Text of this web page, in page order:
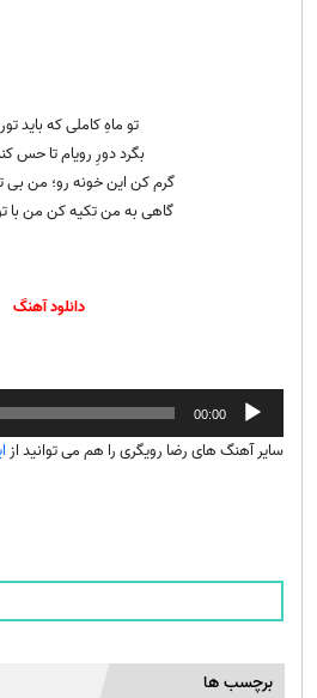
تو ماهِ کاملی که باید
بگرد دورِ رویام تا حس
گرم کن این خونه رو؛ من
گاهی به من تکیه کن من با
دانلود آهنگ
پخش‌کننده
صوت
00:00
سایر آهنگ های رضا رویگری را هم می توانید از
برچسب ها